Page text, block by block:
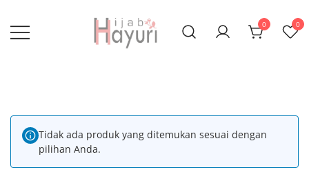
ke
konten
0 0
Tidak ada produk yang ditemukan sesuai dengan
pilihan Anda.